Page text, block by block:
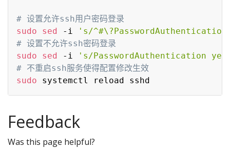
# 设置允许ssh用户密码登录
sudo
sed -i
's/
# 设置不允许ssh密码登录
sudo
sed -i
's/PasswordAuthentication
# 不重启ssh服务使得配置修改生效
sudo
Feedback
Was this page helpful?